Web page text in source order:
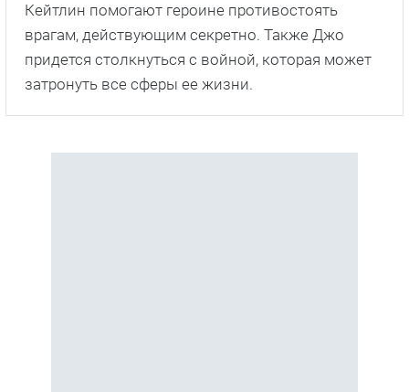
Кейтлин помогают героине противостоять
врагам, действующим секретно. Также Джо
придется столкнуться с войной, которая может
затронуть все сферы ее жизни.